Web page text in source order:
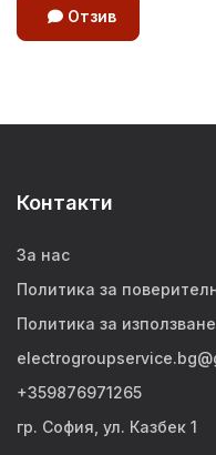
Отзив
Контакти
За нас
Политика за
Политика за
+359876971265
гр. София, ул. Казбек 1